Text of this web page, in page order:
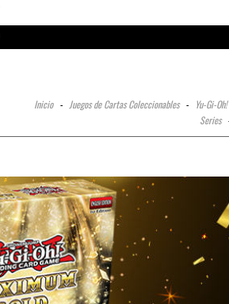
Inicio - Juegos de Cartas Coleccionables - Yu-Gi-Oh!
Series